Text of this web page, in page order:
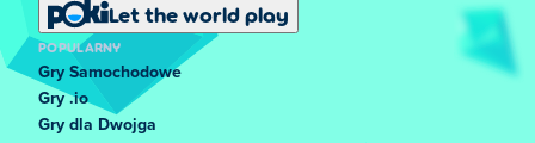
Let the world play
POPULARNY
Gry Samochodowe
Gry .io
Gry dla Dwojga